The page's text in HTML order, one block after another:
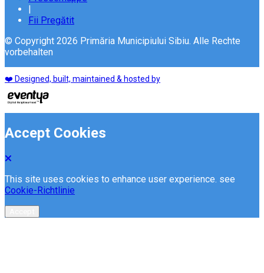
|
Fii Pregătit
© Copyright 2026 Primăria Municipiului Sibiu. Alle Rechte
vorbehalten
❤️ Designed, built, maintained & hosted by
Accept Cookies
This site uses cookies to enhance user experience. see
Cookie-Richtlinie